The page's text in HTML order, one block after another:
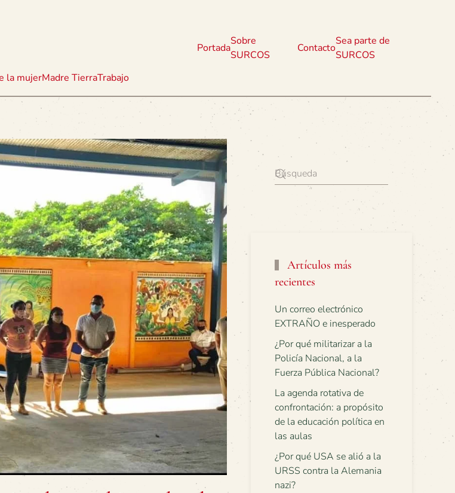
la mujerMadre TierraTrabajo
Portada
Sobre
SURCOS
Contacto
Sea parte de
SURCOS
Artículos más
recientes
Un correo electrónico
EXTRAÑO e inesperado
¿Por qué militarizar a la
Policía Nacional, a la
Fuerza Pública Nacional?
La agenda rotativa de
confrontación: a propósito
de la educación política en
las aulas
¿Por qué USA se alió a la
URSS contra la Alemania
nazi?